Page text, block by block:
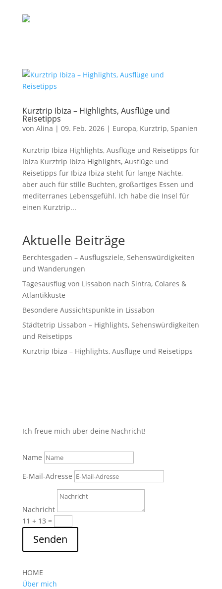
Kurztrip Ibiza – Highlights, Ausflüge und
Reisetipps
von Alina | 09. Feb. 2026| Europa, Kurztrip, Spanien
Kurztrip Ibiza Highlights, Ausflüge und Reisetipps für
Ibiza Kurztrip Ibiza Highlights, Ausflüge und
Reisetipps für Ibiza Ibiza steht für lange Nächte,
aber auch für stille Buchten, großartiges Essen und
mediterranes Lebensgefühl. Ich habe die Insel für
einen Kurztrip...
Aktuelle Beiträge
Berchtesgaden – Ausflugsziele, Sehenswürdigkeiten
und Wanderungen
Tagesausflug von Lissabon nach Sintra, Colares &
Atlantikküste
Besondere Aussichtspunkte in Lissabon
Städtetrip Lissabon – Highlights, Sehenswürdigkeiten
und Reisetipps
Kurztrip Ibiza – Highlights, Ausflüge und Reisetipps
Ich freue mich über deine Nachricht!
Name
E-Mail-Adresse
Nachricht
11 + 13 =
Senden
HOME
Über mich